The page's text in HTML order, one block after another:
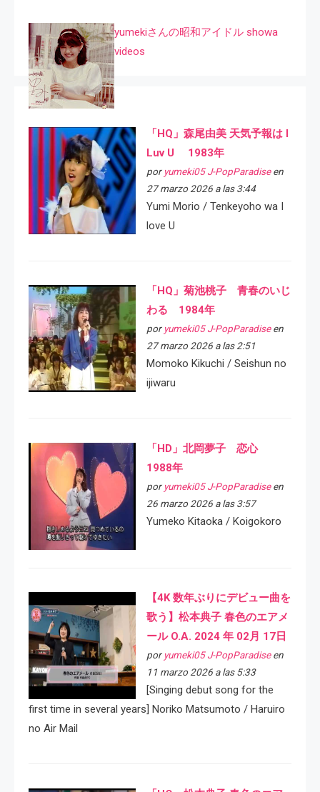
yumekiさんの昭和アイドル showa
videos
「HQ」森尾由美 天気予報は I
Luv U 1983年
por yumeki05 J-PopParadiseen
27 marzo 2026 a las 3:44
Yumi Morio / Tenkeyoho wa I
love U
「HQ」菊池桃子 青春のいじ
わる 1984年
por yumeki05 J-PopParadiseen
27 marzo 2026 a las 2:51
Momoko Kikuchi / Seishun no
ijiwaru
「HD」北岡夢子 恋心
1988年
por yumeki05 J-PopParadiseen
26 marzo 2026 a las 3:57
Yumeko Kitaoka / Koigokoro
【4K 数年ぶりにデビュー曲を
歌う】松本典子 春色のエアメ
ール O.A. 2024 年 02月 17日
por yumeki05 J-PopParadiseen
11 marzo 2026 a las 5:33
[Singing debut song for the
first time in several years] Noriko Matsumoto / Haruiro
no Air Mail